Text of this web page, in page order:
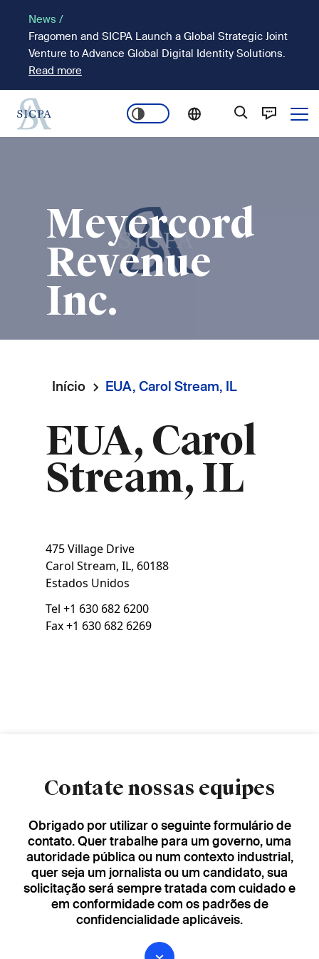
conteúdo
principal
News /
Fragomen and SICPA Launch a Global Strategic Joint
Venture to Advance Global Digital Identity Solutions.
Read more
Main
Meyercord
Revenue
Inc.
Navegação
estrutural
Início EUA, Carol Stream, IL
EUA, Carol
Stream, IL
475 Village Drive
Carol Stream, IL, 60188
Estados Unidos
Tel +1 630 682 6200
Fax+1 630 682 6269
Contate nossas equipes
Obrigado por utilizar o seguinte formulário de
contato. Quer trabalhe para um governo, uma
autoridade pública ou num contexto industrial,
quer seja um jornalista ou um candidato, sua
solicitação será sempre tratada com cuidado e
em conformidade com os padrões de
confidencialidade aplicáveis.